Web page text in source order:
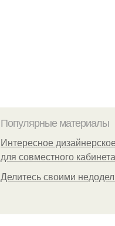
Популярные материалы
Интересное
для совместного
Делитесь своими